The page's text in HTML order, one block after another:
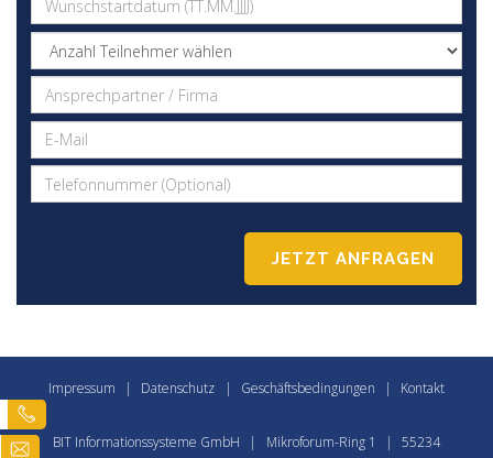
Impressum | Datenschutz | Geschäftsbedingungen | Kontakt
BIT Informationssysteme GmbH | Mikroforum-Ring 1 |
55234